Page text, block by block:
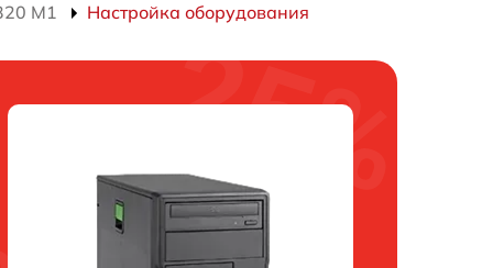
M1 Настройка оборудования